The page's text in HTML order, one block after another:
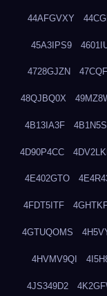
44AFGVXY
45A3IPS9
4728GJZN
48QJBQ0X
4B13IA3F
4D90P4CC
4E402GTO
4FDT5ITF
4GTUQOMS
4HVMV9QI
4JS349D2